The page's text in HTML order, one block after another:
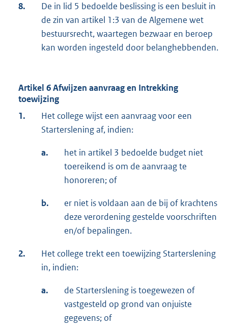
8.
De in lid 5 bedoelde beslissing is een besluit in
de zin van artikel 1:3 van de Algemene wet
bestuursrecht, waartegen bezwaar en beroep
kan worden ingesteld door belanghebbenden.
Artikel 6Afwijzen aanvraag en Intrekking
toewijzing
1.
Het college wijst een aanvraag voor een
Starterslening af, indien:
a.
het in artikel 3 bedoelde budget niet
toereikend is om de aanvraag te
honoreren; of
b.
er niet is voldaan aan de bij of krachtens
deze verordening gestelde voorschriften
en/of bepalingen.
2.
Het college trekt een toewijzing Starterslening
in, indien:
a.
de Starterslening is toegewezen of
vastgesteld op grond van onjuiste
gegevens; of